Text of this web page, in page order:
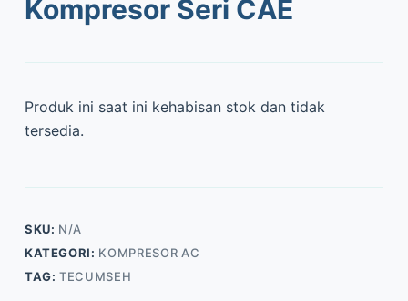
Kompresor Seri CAE
Produk ini saat ini kehabisan stok dan tidak
tersedia.
SKU: N/A
KATEGORI: KOMPRESOR AC
TAG:TECUMSEH